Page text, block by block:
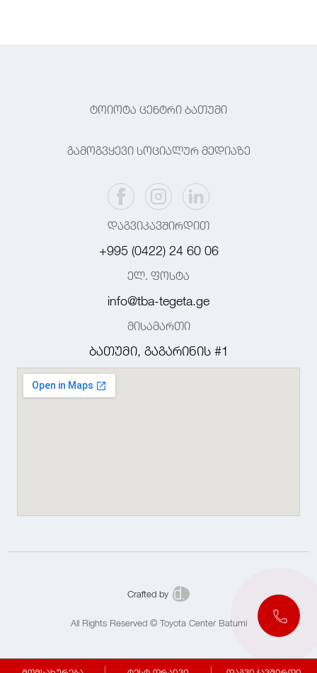
ტოიოტა ცენტრი ბათუმი
გამოგვყევი სოციალურ მედიაზე
დაგვიკავშირდით
+995 (0422) 24 60 06
ელ. ფოსტა
info@tba-tegeta.ge
მისამართი
ბათუმი, გაგარინის #1
All Rights Reserved © Toyota Center Batumi
Crafted by